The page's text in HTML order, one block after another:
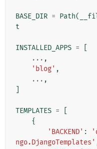
BASE_DIR = Path(
t
INSTALLED_APPS =
... ,
'blog' ,
... ,
TEMPLATES =
{
'BACKEND' :
ngo.DjangoTemplates'